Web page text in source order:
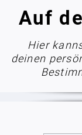
Auf
Hier
deinen